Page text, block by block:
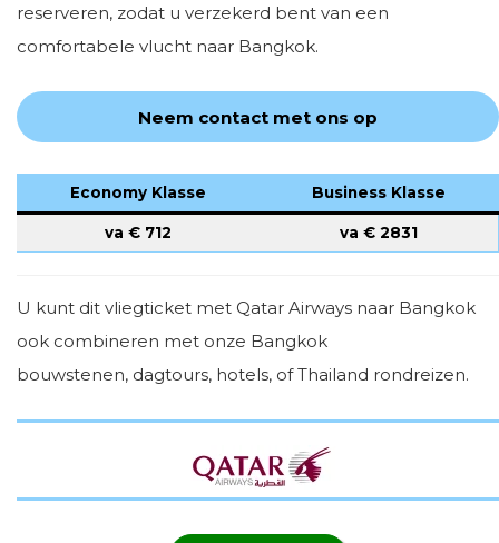
reserveren, zodat u verzekerd bent van een
comfortabele vlucht naar Bangkok.
Neem contact met ons op
Economy Klasse Business Klasse
va € 712 va € 2831
U kunt dit vliegticket met Qatar Airways naar Bangkok
ook combineren met onze Bangkok
bouwstenen, dagtours, hotels, of Thailand rondreizen.